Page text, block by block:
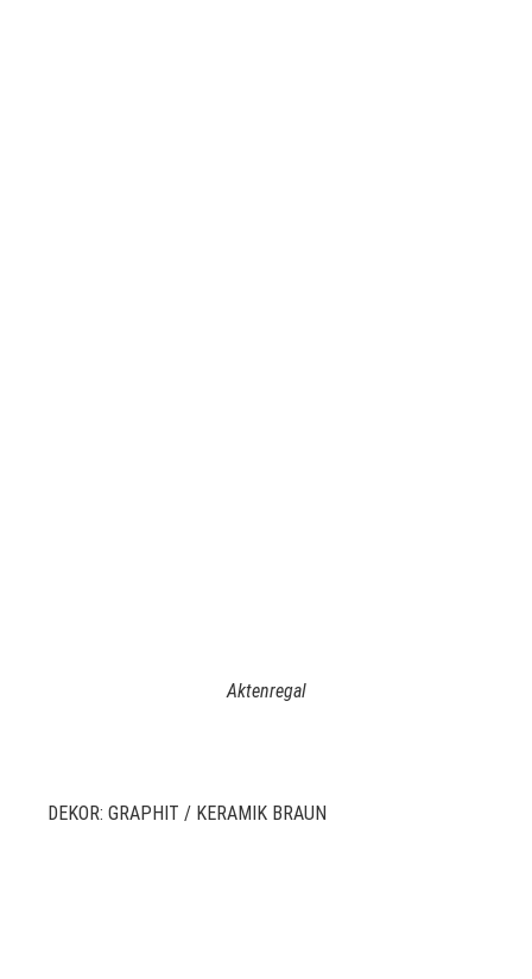
Aktenregal
DEKOR: GRAPHIT / KERAMIK BRAUN